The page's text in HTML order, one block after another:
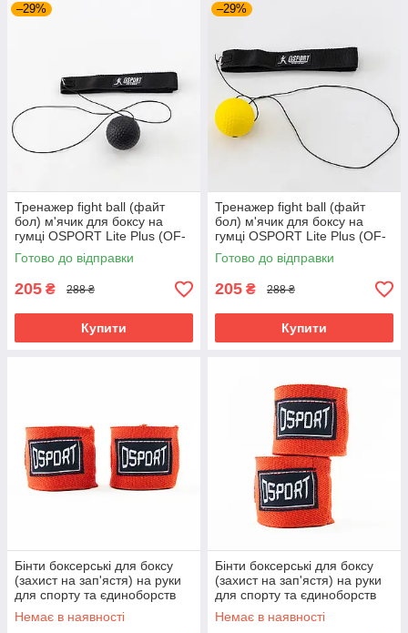
–29%
Тренажер fight ball (файт
бол) м'ячик для боксу на
гумці OSPORT Lite Plus (OF-
0007) Чорний
Готово до відправки
205 ₴ 288 ₴
Купити
–29%
Тренажер fight ball (файт
бол) м'ячик для боксу на
гумці OSPORT Lite Plus (OF-
0007) Жовтий
Готово до відправки
205 ₴ 288 ₴
Купити
Бінти боксерські для боксу
(захист на зап'ястя) на руки
для спорту та єдиноборств
2шт 3м OSPORT (bx-0087)
Червоний
Немає в наявності
Бінти боксерські для боксу
(захист на зап'ястя) на руки
для спорту та єдиноборств
2шт 4м OSPORT (bx-0088)
Червоний
Немає в наявності